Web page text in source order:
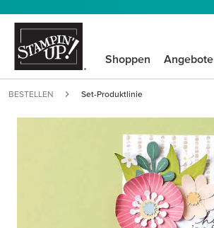
Shoppen Angebote
BESTELLEN Set-Produktlinie